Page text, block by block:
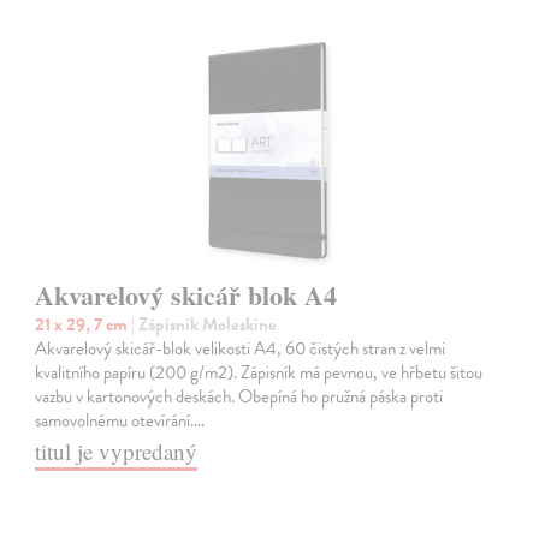
Akvarelový skicář blok A4
21 x 29, 7 cm | Zápisník Moleskine
Akvarelový skicář-blok velikosti A4, 60 čistých stran z velmi
kvalitního papíru (200 g/m2). Zápisník má pevnou, ve hřbetu šitou
vazbu v kartonových deskách. Obepíná ho pružná páska proti
samovolnému otevírání.…
titul je vypredaný